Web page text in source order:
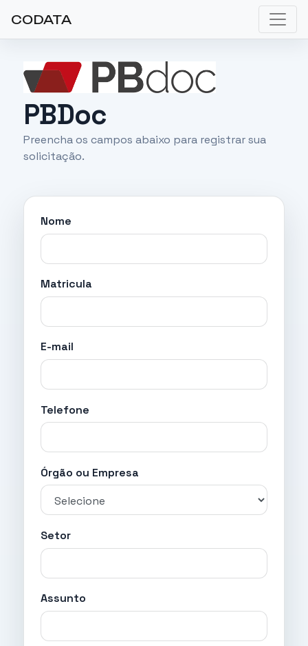
CODATA
PBDoc
Preencha os campos abaixo para registrar sua
solicitação.
Nome
Matricula
E-mail
Telefone
Órgão ou Empresa
Setor
Assunto